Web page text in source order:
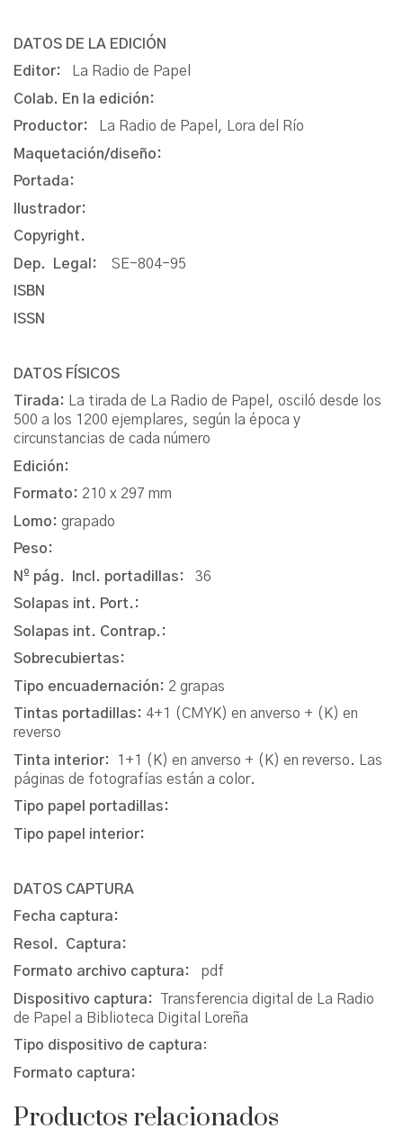
DATOS DE LA EDICIÓN
Editor:
La Radio de Papel
Colab. En la edición:
Productor:
La Radio de Papel, Lora del Río
Maquetación/diseño:
Portada:
Ilustrador:
Copyright.
Dep. Legal: SE-804-95
ISBN
ISSN
DATOS FÍSICOS
Tirada: La tirada de La Radio de Papel, osciló desde los
500 a los 1200 ejemplares, según la época y
circunstancias de cada número
Edición:
Formato: 210 x 297 mm
Lomo: grapado
Peso:
Nº pág. Incl. portadillas: 36
Solapas int. Port.:
Solapas int. Contrap.:
Sobrecubiertas:
Tipo encuadernación: 2 grapas
Tintas portadillas: 4+1 (CMYK) en anverso + (K) en
reverso
Tinta interior:
1+1 (K) en anverso + (K) en reverso. Las
páginas de fotografías están a color.
Tipo papel portadillas:
Tipo papel interior:
DATOS CAPTURA
Fecha captura:
Resol. Captura:
Formato archivo captura: pdf
Dispositivo captura:
Transferencia digital de La Radio
de Papel a Biblioteca Digital Loreña
Tipo dispositivo de captura:
Formato captura:
Productos relacionados